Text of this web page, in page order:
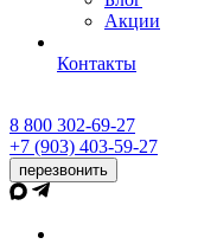
Акции
Контакты
8 800 302-69-27
+7 (903) 403-59-27
перезвонить